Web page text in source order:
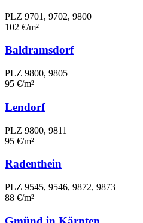
PLZ 9701, 9702, 9800
102 €/m²
Baldramsdorf
PLZ 9800, 9805
95 €/m²
Lendorf
PLZ 9800, 9811
95 €/m²
Radenthein
PLZ 9545, 9546, 9872, 9873
88 €/m²